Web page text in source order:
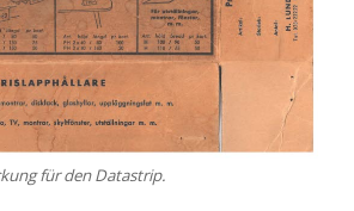
für den Datastrip.